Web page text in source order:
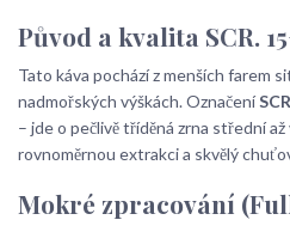
Původ a kvalita SCR.
Tato káva pochází z menších farem
nadmořských výškách. Označení
– jde o pečlivě tříděná zrna střední
rovnoměrnou extrakci a skvělý
Mokré zpracování